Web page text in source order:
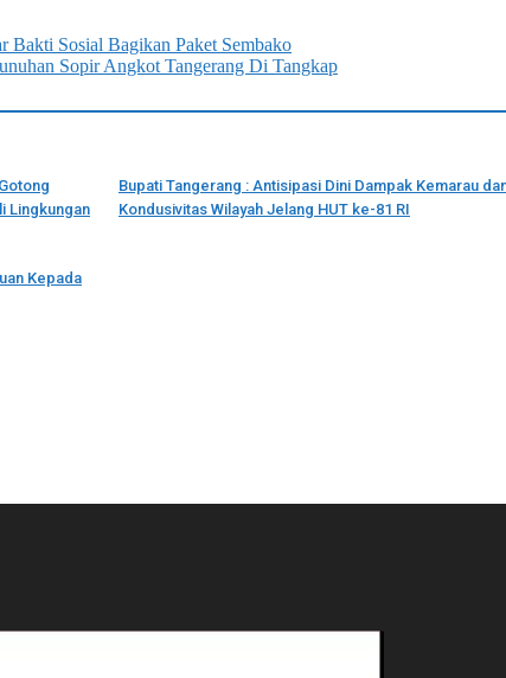
Bakti Sosial Bagikan Paket Sembako
Sopir Angkot Tangerang Di Tangkap
Lingkungan
Bupati Tangerang : Antisipasi Dini Dampak Kemarau
Kondusivitas Wilayah Jelang HUT ke-81 RI
Kepada